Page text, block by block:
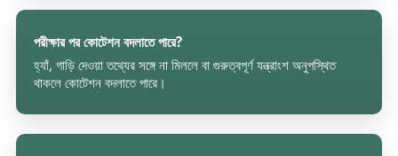
পরীক্ষার পর কোটেশন বদলাতে পারে?
হ্যাঁ, গাড়ি দেওয়া তথ্যের সঙ্গে না মিললে বা গুরুত্বপূর্ণ যন্ত্রাংশ অনুপস্থিত
থাকলে কোটেশন বদলাতে পারে।